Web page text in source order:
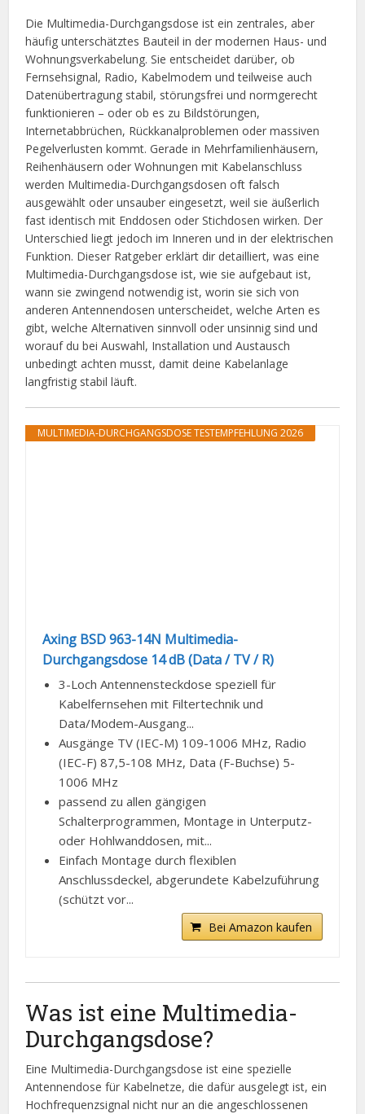
Die Multimedia-Durchgangsdose ist ein zentrales, aber
häufig unterschätztes Bauteil in der modernen Haus- und
Wohnungsverkabelung. Sie entscheidet darüber, ob
Fernsehsignal, Radio, Kabelmodem und teilweise auch
Datenübertragung stabil, störungsfrei und normgerecht
funktionieren – oder ob es zu Bildstörungen,
Internetabbrüchen, Rückkanalproblemen oder massiven
Pegelverlusten kommt. Gerade in Mehrfamilienhäusern,
Reihenhäusern oder Wohnungen mit Kabelanschluss
werden Multimedia-Durchgangsdosen oft falsch
ausgewählt oder unsauber eingesetzt, weil sie äußerlich
fast identisch mit Enddosen oder Stichdosen wirken. Der
Unterschied liegt jedoch im Inneren und in der elektrischen
Funktion. Dieser Ratgeber erklärt dir detailliert, was eine
Multimedia-Durchgangsdose ist, wie sie aufgebaut ist,
wann sie zwingend notwendig ist, worin sie sich von
anderen Antennendosen unterscheidet, welche Arten es
gibt, welche Alternativen sinnvoll oder unsinnig sind und
worauf du bei Auswahl, Installation und Austausch
unbedingt achten musst, damit deine Kabelanlage
langfristig stabil läuft.
MULTIMEDIA-DURCHGANGSDOSE TESTEMPFEHLUNG 2026
Axing BSD 963-14N Multimedia-
Durchgangsdose 14 dB (Data / TV / R)
3-Loch Antennensteckdose speziell für
Kabelfernsehen mit Filtertechnik und
Data/Modem-Ausgang...
Ausgänge TV (IEC-M) 109-1006 MHz, Radio
(IEC-F) 87,5-108 MHz, Data (F-Buchse) 5-
1006 MHz
passend zu allen gängigen
Schalterprogrammen, Montage in Unterputz-
oder Hohlwanddosen, mit...
Einfach Montage durch flexiblen
Anschlussdeckel, abgerundete Kabelzuführung
(schützt vor...
Bei Amazon kaufen
Was ist eine Multimedia-
Durchgangsdose?
Eine Multimedia-Durchgangsdose ist eine spezielle
Antennendose für Kabelnetze, die dafür ausgelegt ist, ein
Hochfrequenzsignal nicht nur an die angeschlossenen